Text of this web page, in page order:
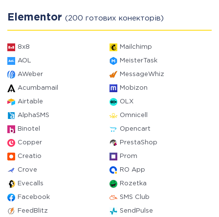
Elementor (200 готових конекторів)
8x8 Mailchimp
AOL MeisterTask
AWeber MessageWhiz
Acumbamail Mobizon
Airtable OLX
AlphaSMS Omnicell
Binotel Opencart
Copper PrestaShop
Creatio Prom
Crove RO App
Evecalls Rozetka
Facebook SMS Club
FeedBlitz SendPulse